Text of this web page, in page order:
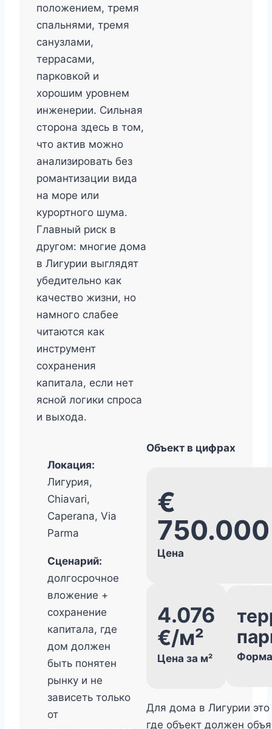
положением, тремя
спальнями, тремя
санузлами,
террасами,
парковкой и
хорошим уровнем
инженерии. Сильная
сторона здесь в том,
что актив можно
анализировать без
романтизации вида
на море или
курортного шума.
Главный риск в
другом: многие дома
в Лигурии выглядят
убедительно как
качество жизни, но
намного слабее
читаются как
инструмент
сохранения
капитала, если нет
ясной логики спроса
и выхода.
Локация:
Лигурия,
Chiavari,
Caperana, Via
Parma
Сценарий:
долгосрочное
вложение +
сохранение
капитала, где
дом должен
быть понятен
рынку и не
зависеть только
от
Объект в цифрах
€
750.000
Цена
4.076
€/м²
Цена за м²
Для дома в Лигурии
где объект должен